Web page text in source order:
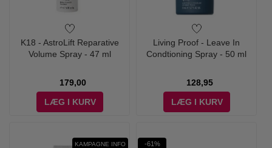
K18 - AstroLift Reparative
Volume Spray - 47 ml
179,00
LÆG I KURV
Living Proof - Leave In
Condtioning Spray - 50 ml
128,95
LÆG I KURV
KAMPAGNE INFO -61%